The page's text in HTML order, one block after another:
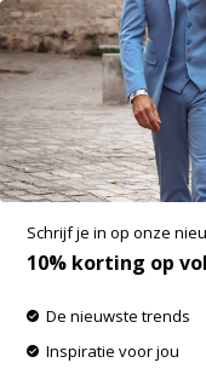
SUMMER SALE: 25% t/
Producten
-60%
Filters
Schrijf je in op onze
10% korting op
De nieuwste trends
Inspiratie voor jou